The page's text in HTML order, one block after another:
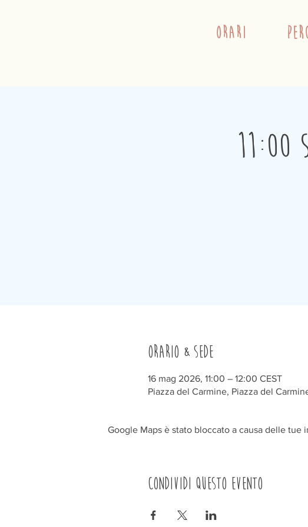
orari
11:00
Orario & Sede
16 mag 2026, 11:00 – 12:00 CEST
Piazza del Carmine, Piazza del
Google Maps è stato bloccato a causa delle
Condividi questo evento